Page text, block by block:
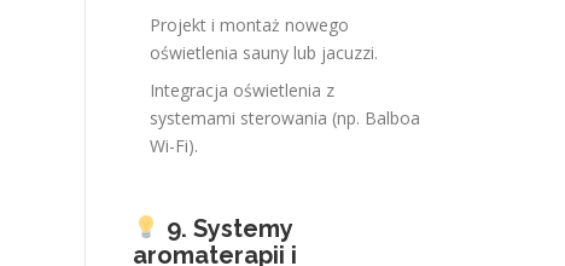
Projekt i montaż nowego
oświetlenia sauny lub jacuzzi.
Integracja oświetlenia z
systemami sterowania (np. Balboa
Wi-Fi).
9. Systemy
aromaterapii i